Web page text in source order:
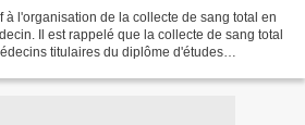
à l'organisation de la collecte de sang total en
Il est rappelé que la collecte de sang total
titulaires du diplôme d'études